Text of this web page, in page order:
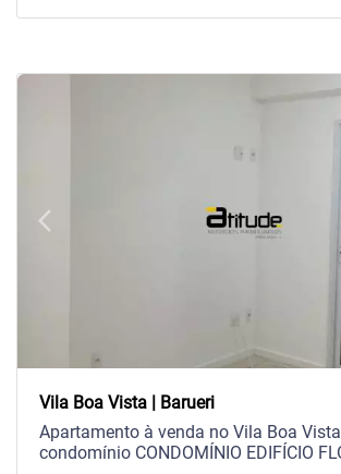
arrow_back_iosPrevious
Vila Boa Vista | Barueri
Apartamento à venda no Vila Boa
condomínio CONDOMÍNIO EDIFÍCIO